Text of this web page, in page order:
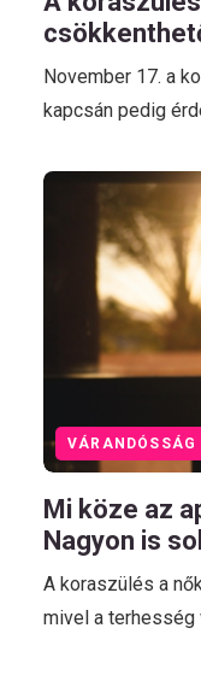
November 17. a
kapcsán pedig
VÁRANDÓSSÁG
Mi köze az
Nagyon is
A koraszülés a
mivel a terhesség